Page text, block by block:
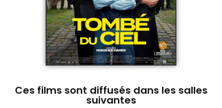
Ces films sont diffusés dans les salles
suivantes